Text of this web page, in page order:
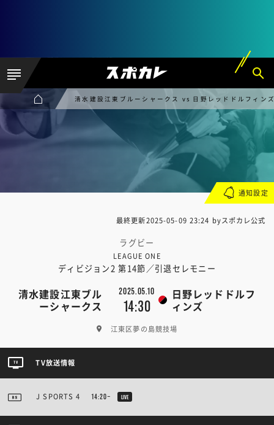
清水建設江東ブルーシャークス vs 日野レッドドルフィン
最終更新2025-05-09 23:24 byスポカレ公式
ラグビー
LEAGUE ONE
ディビジョン2 第14節／引退セレモニー
清水建設江東ブル
ーシャークス
2025.05.10
14:30
日野レッドドルフ
ィンズ
江東区夢の島競技場
通知設定
TV放送情報
J SPORTS 4 14:20~ LIVE